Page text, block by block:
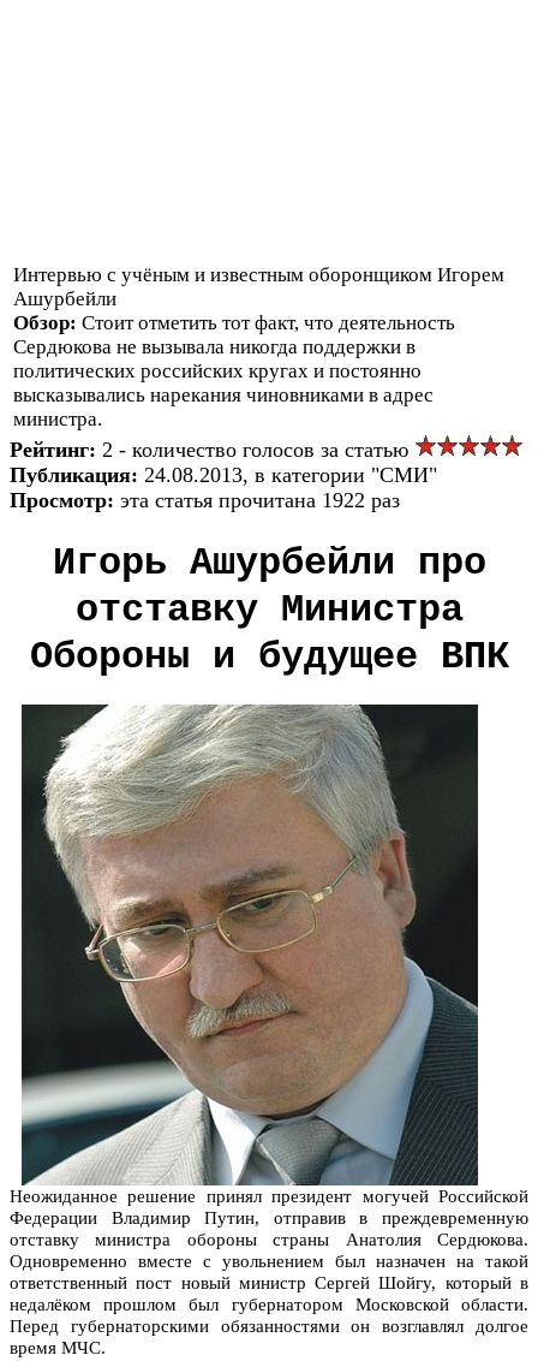
Интервью с учёным и известным оборонщиком Игорем
Ашурбейли
Обзор: Стоит отметить тот факт, что деятельность
Сердюкова не вызывала никогда поддержки в
политических российских кругах и постоянно
высказывались нарекания чиновниками в адрес
министра.
Рейтинг: 2 - количество голосов за статью
Публикация: 24.08.2013, в категории "СМИ"
Просмотр: эта статья прочитана 1922 раз
Игорь Ашурбейли про
отставку Министра
Обороны и будущее ВПК
Неожиданное решение принял президент могучей Российской
Федерации Владимир Путин, отправив в преждевременную
отставку министра обороны страны Анатолия Сердюкова.
Одновременно вместе с увольнением был назначен на такой
ответственный пост новый министр Сергей Шойгу, который в
недалёком прошлом был губернатором Московской области.
Перед губернаторскими обязанностями он возглавлял долгое
время МЧС.